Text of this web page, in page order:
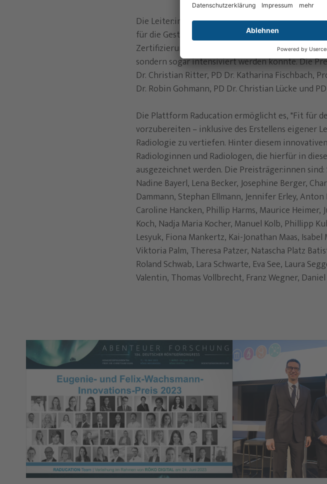
Die Leiter:innen und Organisatoren der Online-
für die Gestaltung und Durchführung der Kurse,
Zertifizierungsprogramm der AG Herz- und
sondern sogar intensiviert werden konnte. Die
Dr. Christian Ritter, PD Dr. Katharina Fischbach,
Dr. Robin Gohmann, PD Dr. Christian Lücke und
Die Plattform Raducation ermöglicht es, "Fit für
vorzubereiten – inklusive des Erstellens eigener
Radiologie zu vertiefen. Hinter diesem
Radiologinnen und Radiologen, die hierfür in
ausgezeichnet werden. Die Preisträger:innen
Nadine Bayerl, Lena Becker, Josephine Berger,
Dammann, Stephan Ellmann, Jennifer Erley,
Caroline Hancken, Phillip Harms, Maurice
Koch, Nadja Maria Kocher, Manuel Kolb, Phillipp
Lesyuk, Fiona Mankertz, Kai-Jonathan Maas,
Viktoria Palm, Theresa Patzer, Natascha Platz
Roland Schwab, Lara Schwarte, Eva See, Laura
Valentin, Thomas Vollbrecht, Franz Wegner,